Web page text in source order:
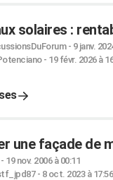
solaires :
- 9 janv.
- 19 févr. 2026 à
une façade de
- 19 nov. 2006 à 00:11
- 8 oct. 2023 à 17:56